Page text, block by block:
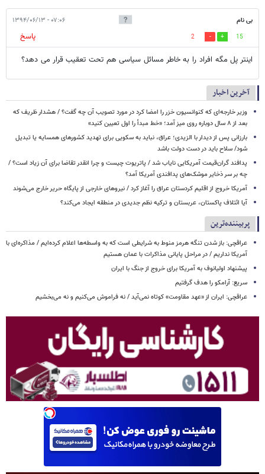
بی نام ۰۷:۰۶ - ۱۳۹۴/۰۶/۱۳
15
2
پاسخ
اینتر پل مگه افراد را به خاطر مسائل سیاسی هم تحت تعقیب قرار می دهد؟
آخرین اخبار
وزیر خارجه‌ای که کنوانسیون خزر را امضا کرد در مورد تصویب آن چه گفت؟ / هشدار ظریف که
بعد از ۸ سال دوباره روی میز آمد؛ «خط مبدأ را اول تعیین کنید»
بارزانی پس از دیدار با الزیدی؛ عراق، نباید به سکویی برای تهدید کشورهای همسایه یا تبدیل
شود/ سلاح باید در دست دولت باشد
پدافند گران‌قیمت آمریکایی نایاب شد / پاتریوت چیست و چرا انقدر تقاضا برای آن زیاد است؟ /
چه بر سر ذخایر موشک‌های پدافندی آمریکا آمد؟
آمریکا خروج از اقلیم کردستان عراق را آغاز کرد / نیروهای خارجی از پایگاه حریر خارج می‌شوند
آیا ائتلاف پاکستان، عربستان و ترکیه نظم جدیدی در منطقه ایجاد می‌کند؟
پربیننده‌ترین
عراقچی: باز شدن تنگه هرمز منوط به شرایطی است که به واسطه‌ها اعلام کرده‌ایم / مذاکره‌ای با
آمریکا نداریم / در مراحل پایانی مذاکرات با عمان هستیم
پیشنهاد اولیانوف به آمریکا برای خروج از جنگ با ایران
سریع: آرامکو را هدف گرفتیم
عراقچی: ایران از «عهد مقاومت» کوتاه نمی‌آید / نه فراموش می‌کنیم و نه می‌بخشیم